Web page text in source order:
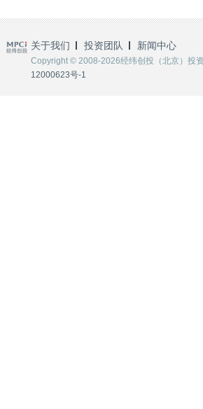
关于我们 投资团队 新闻中心
Copyright © 2008-2026经纬创投（北京）投
12000623号-1